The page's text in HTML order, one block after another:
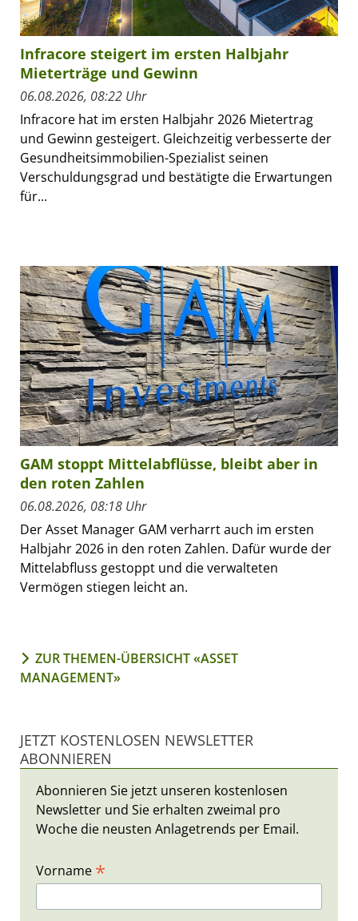
Infracore steigert im ersten Halbjahr
Mieterträge und Gewinn
06.08.2026, 08:22 Uhr
Infracore hat im ersten Halbjahr 2026 Mietertrag
und Gewinn gesteigert. Gleichzeitig verbesserte der
Gesundheitsimmobilien-Spezialist seinen
Verschuldungsgrad und bestätigte die Erwartungen
für...
GAM stoppt Mittelabflüsse, bleibt aber in
den roten Zahlen
06.08.2026, 08:18 Uhr
Der Asset Manager GAM verharrt auch im ersten
Halbjahr 2026 in den roten Zahlen. Dafür wurde der
Mittelabfluss gestoppt und die verwalteten
Vermögen stiegen leicht an.
ZUR THEMEN-ÜBERSICHT «ASSET
MANAGEMENT»
JETZT KOSTENLOSEN NEWSLETTER
ABONNIEREN
Abonnieren Sie jetzt unseren kostenlosen
Newsletter und Sie erhalten zweimal pro
Woche die neusten Anlagetrends per Email.
Vorname *